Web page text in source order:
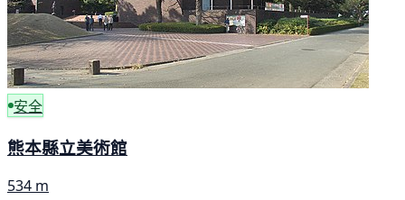
安全
熊本縣立美術館
534 m